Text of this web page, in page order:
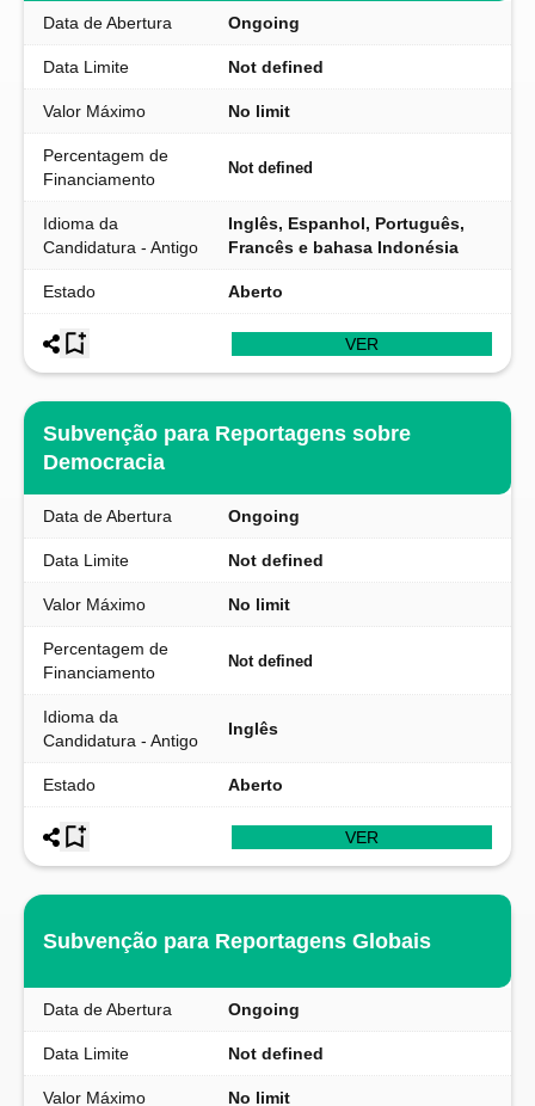
Data de Abertura Ongoing
Data Limite Not defined
Valor Máximo No limit
Percentagem de
Financiamento
Not defined
Idioma da
Candidatura - Antigo
Inglês, Espanhol, Português,
Francês e bahasa Indonésia
Estado Aberto
VER
Subvenção para Reportagens sobre
Democracia
Data de Abertura Ongoing
Data Limite Not defined
Valor Máximo No limit
Percentagem de
Financiamento
Not defined
Idioma da
Candidatura - Antigo
Inglês
Estado Aberto
VER
Subvenção para Reportagens Globais
Data de Abertura Ongoing
Data Limite Not defined
Valor Máximo No limit